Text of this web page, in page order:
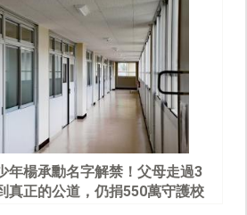
年楊承勳名字解禁！父母走過3
真正的公道，仍捐550萬守護校